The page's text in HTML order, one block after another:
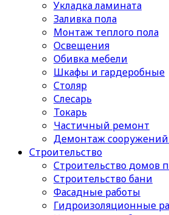
Укладка ламината
Заливка пола
Монтаж теплого пола
Освещения
Обивка мебели
Шкафы и гардеробные
Столяр
Слесарь
Токарь
Частичный ремонт
Демонтаж
Строительство
Строительство домов
Строительство бани
Фасадные работы
Гидроизоляционные